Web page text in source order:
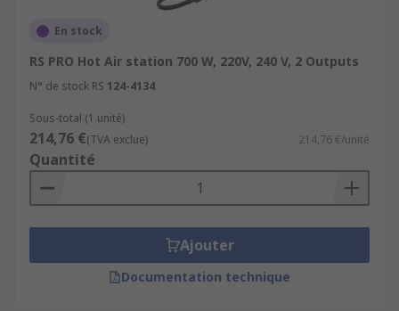
sensor fails the heater power is shut down
Programming - Selection of precise
temperatures at the touch of a button, or
being able to select pre-set fixed
temperatures
Uses
transistor leads, wires or pads on printed circuit
boards (PCBs). Soldering stations are frequently
used for production work in Electronic Assembly,
En stock
RS PRO Hot Air station 700 W, 220V, 240 V, 2 Outputs
N° de stock RS 124-4134
Sous-total (1 unité)
214,76 €(TVA exclue) 214,76 €/unité
Quantité
Ajouter
Documentation technique